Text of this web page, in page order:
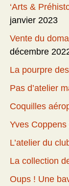
‘Arts &
janvier 2023
Vente du
décembre
La pourpre
Pas d’atelier
Coquilles
Yves Coppens
L’atelier du
La collection
Oups ! Une